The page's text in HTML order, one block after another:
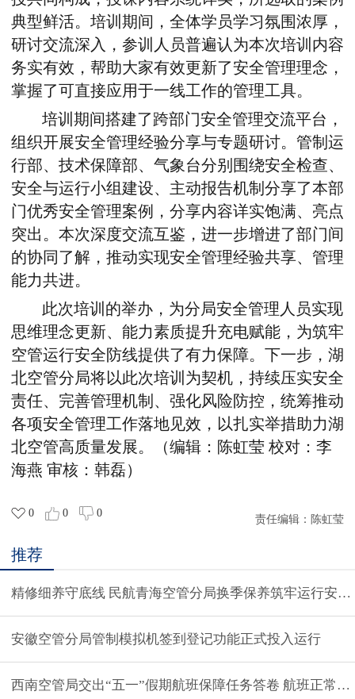
典型鲜活。培训期间，全体学员学习氛围浓厚，
研讨交流深入，参训人员普遍认为本次培训内容
务实有效，帮助大家有效更新了安全管理理念，
掌握了可直接应用于一线工作的管理工具。
培训期间搭建了跨部门安全管理交流平台，
组织开展安全管理经验分享与专题研讨。管制运
行部、技术保障部、气象台分别围绕安全检查、
安全与运行小组建设、主动报告机制分享了本部
门优秀安全管理案例，分享内容详实饱满、亮点
突出。本次深度交流互鉴，进一步增进了部门间
的协同了解，推动实现安全管理经验共享、管理
能力共进。
此次培训的举办，为分局安全管理人员实现
思维理念更新、能力素质提升充电赋能，为筑牢
空管运行安全防线提供了有力保障。下一步，湖
北空管分局将以此次培训为契机，持续压实安全
责任、完善管理机制、强化风险防控，统筹推动
各项安全管理工作落地见效，以扎实举措助力湖
北空管高质量发展。（编辑：陈虹莹 校对：李
海燕 审核：韩磊）
0 0 0
责任编辑： 陈虹莹
推荐
精修细养守底线 民航青海空管分局换季保养筑牢运行安全
安徽空管分局管制模拟机签到登记功能正式投入运行
西南空管局交出“五一”假期航班保障